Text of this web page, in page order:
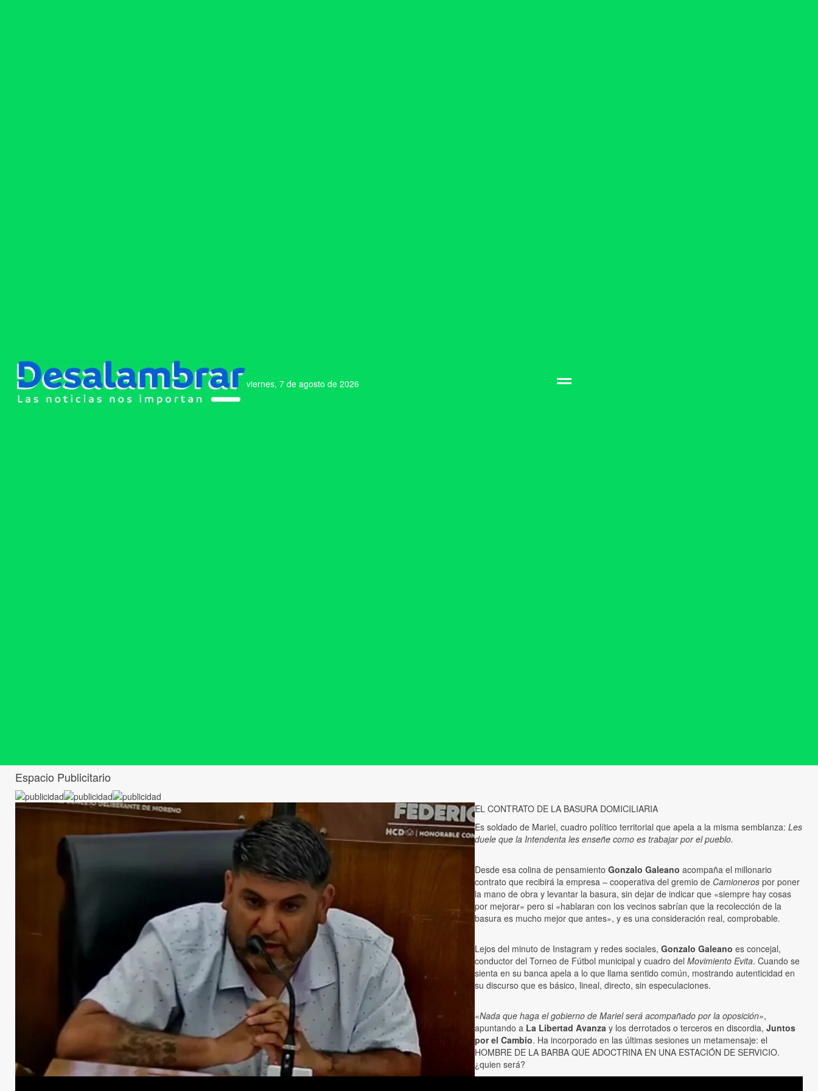
viernes, 7 de agosto de 2026
Espacio Publicitario
EL CONTRATO DE LA BASURA DOMICILIARIA
Es soldado de Mariel, cuadro político territorial que apela a la misma semblanza: Les
duele que la Intendenta les enseñe como es trabajar por el pueblo.
Desde esa colina de pensamiento Gonzalo Galeano acompaña el millonario
contrato que recibirá la empresa – cooperativa del gremio de Camioneros por poner
la mano de obra y levantar la basura, sin dejar de indicar que «siempre hay cosas
por mejorar» pero si «hablaran con los vecinos sabrían que la recolección de la
basura es mucho mejor que antes», y es una consideración real, comprobable.
Lejos del minuto de Instagram y redes sociales, Gonzalo Galeano es concejal,
conductor del Torneo de Fútbol municipal y cuadro del Movimiento Evita. Cuando se
sienta en su banca apela a lo que llama sentido común, mostrando autenticidad en
su discurso que es básico, lineal, directo, sin especulaciones.
«Nada que haga el gobierno de Mariel será acompañado por la oposición»,
apuntando a La Libertad Avanza y los derrotados o terceros en discordia, Juntos
por el Cambio. Ha incorporado en las últimas sesiones un metamensaje: el
HOMBRE DE LA BARBA QUE ADOCTRINA EN UNA ESTACIÓN DE SERVICIO.
¿quien será?